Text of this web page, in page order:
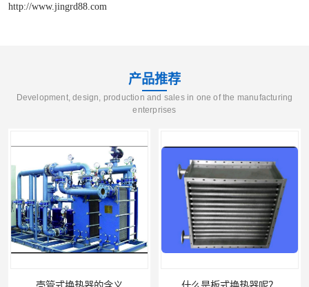
http://www.jingrd88.com
产品推荐
Development, design, production and sales in one of the manufacturing
enterprises